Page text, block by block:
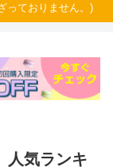
っておりません。)
人気ランキ